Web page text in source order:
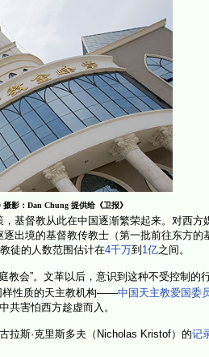
影： Dan Chung 提供给《卫报》
基督教从此在中国逐渐繁荣起来。对西
出境的基督教传教士（第一批前往东方的
徒的人数范围估计在4千万到 1亿之间。
教会”。文革以后，意识到这种不受控制的
样性质的天主教机构——中国天主教爱国委
共害怕西方趁虚而入。
拉斯·克里斯多夫（Nicholas Kristof）的记